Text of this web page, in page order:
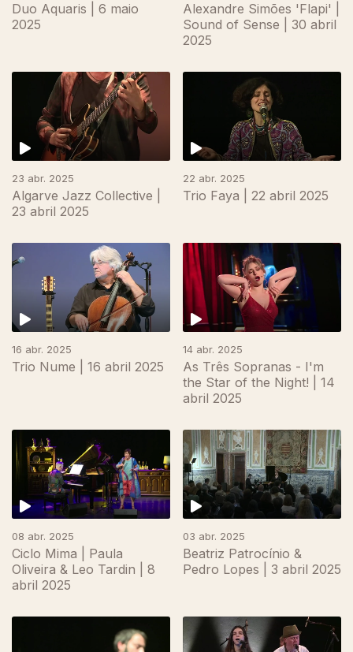
Duo Aquaris | 6 maio
2025
Alexandre Simões 'Flapi' |
Sound of Sense | 30 abril
2025
23 abr. 2025
Algarve Jazz Collective |
23 abril 2025
22 abr. 2025
Trio Faya | 22 abril 2025
16 abr. 2025
Trio Nume | 16 abril 2025
14 abr. 2025
As Três Sopranas - I'm
the Star of the Night! | 14
abril 2025
08 abr. 2025
Ciclo Mima | Paula
Oliveira & Leo Tardin | 8
abril 2025
03 abr. 2025
Beatriz Patrocínio &
Pedro Lopes | 3 abril 2025